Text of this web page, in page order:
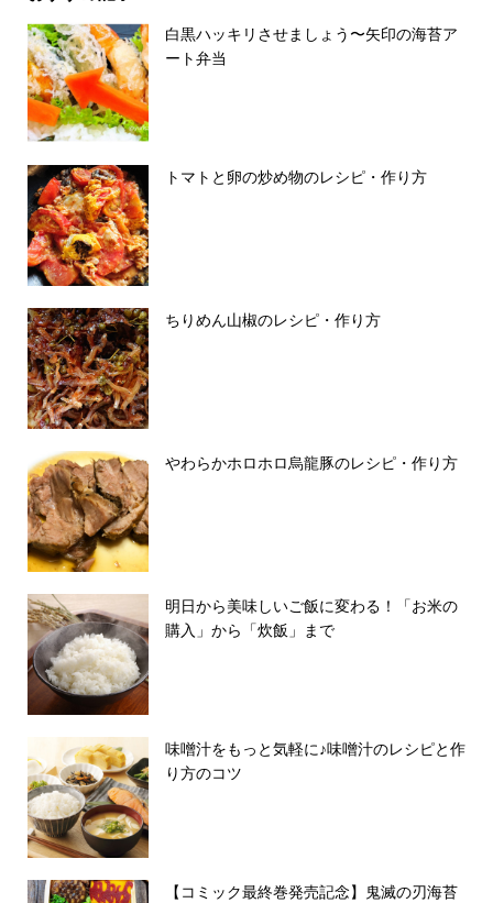
白黒ハッキリさせましょう〜矢印の海苔ア
ート弁当
トマトと卵の炒め物のレシピ・作り方
ちりめん山椒のレシピ・作り方
やわらかホロホロ烏龍豚のレシピ・作り方
明日から美味しいご飯に変わる！「お米の
購入」から「炊飯」まで
味噌汁をもっと気軽に♪味噌汁のレシピと作
り方のコツ
【コミック最終巻発売記念】鬼滅の刃海苔